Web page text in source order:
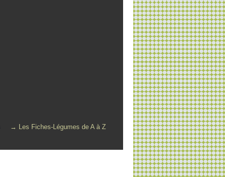
→ Les Fiches-Légumes de A à Z